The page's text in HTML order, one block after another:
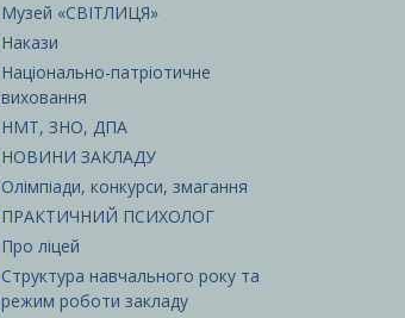
Музей «СВІТЛИЦЯ»
Накази
Національно-патріотичне
виховання
НМТ, ЗНО, ДПА
НОВИНИ ЗАКЛАДУ
Олімпіади, конкурси, змагання
ПРАКТИЧНИЙ ПСИХОЛОГ
Про ліцей
Структура навчального року та
режим роботи закладу